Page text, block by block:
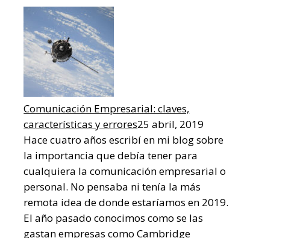
Comunicación Empresarial: claves,
características y errores25 abril, 2019
Hace cuatro años escribí en mi blog sobre
la importancia que debía tener para
cualquiera la comunicación empresarial o
personal. No pensaba ni tenía la más
remota idea de donde estaríamos en 2019.
El año pasado conocimos como se las
gastan empresas como Cambridge